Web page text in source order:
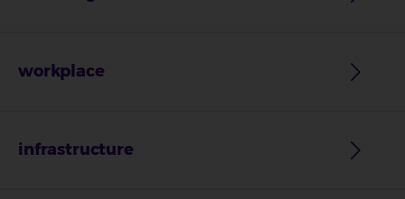
workplace
infrastructure